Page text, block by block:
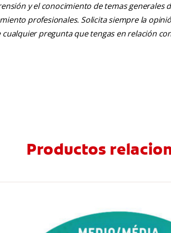
y el conocimiento de temas generales
profesionales. Solicita siempre la
pregunta que tengas en relación
Productos